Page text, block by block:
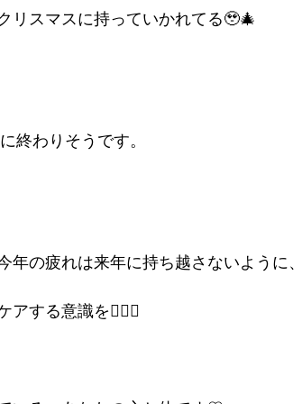
リスマスに持っていかれてる🥹🎄
終わりそうです。
年の疲れは来年に持ち越さないように、
する意識を💆‍♀️✨